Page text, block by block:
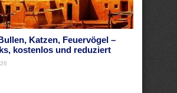
Katzen, Feuervögel –
kostenlos und reduziert